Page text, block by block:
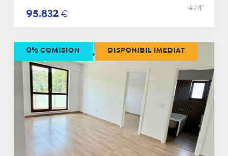
95.832 €
#241
0% COMISION DISPONIBIL IMEDIAT